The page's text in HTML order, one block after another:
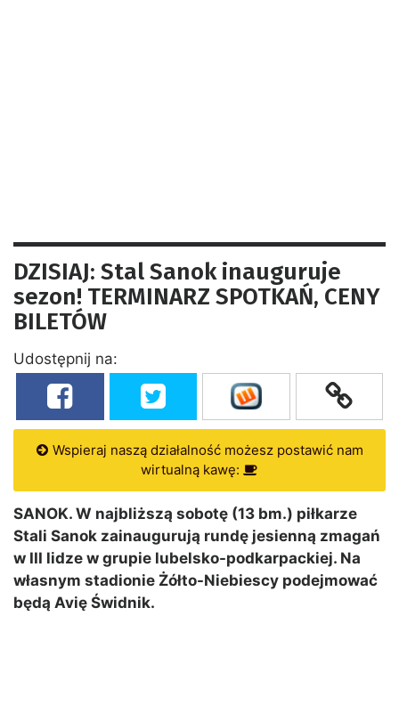
DZISIAJ: Stal Sanok inauguruje
sezon! TERMINARZ SPOTKAŃ, CENY
BILETÓW
Udostępnij na:
Wspieraj naszą działalność możesz postawić nam
wirtualną kawę:
SANOK. W najbliższą sobotę (13 bm.) piłkarze
Stali Sanok zainaugurują rundę jesienną zmagań
w III lidze w grupie lubelsko-podkarpackiej. Na
własnym stadionie Żółto-Niebiescy podejmować
będą Avię Świdnik.